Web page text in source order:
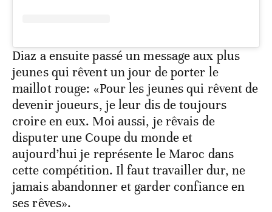
Diaz a ensuite passé un message aux plus
jeunes qui rêvent un jour de porter le
maillot rouge: «Pour les jeunes qui rêvent de
devenir joueurs, je leur dis de toujours
croire en eux. Moi aussi, je rêvais de
disputer une Coupe du monde et
aujourd’hui je représente le Maroc dans
cette compétition. Il faut travailler dur, ne
jamais abandonner et garder confiance en
ses rêves».